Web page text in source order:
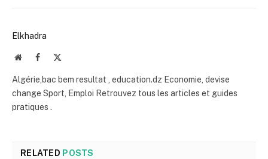
Elkhadra
WebsiteFacebook
Algérie,bac bem resultat , education.dz Economie, devise
change Sport, Emploi Retrouvez tous les articles et guides
pratiques .
RELATED POSTS